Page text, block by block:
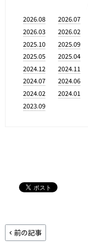
2026.08 2026.07
2026.03
2026.02
2025.10
2025.09
2025.05
2025.04
2024.12
2024.11
2024.07
2024.06
2024.02
2024.01
2023.09
前の記事